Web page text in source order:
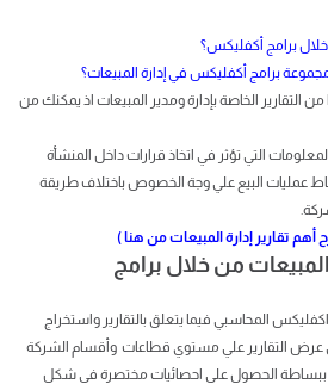
برامج أكفليكس؟
برامج أكفليكس في إدارة المبيعات؟
الخاصة بإدارة ومدير المبيعات اذ يمكنك من
التي تؤثر في اتخاذ قرارات داخل المنشأة
عمليات البيع علي وجة الخصوص باختلاف طريقة
تقارير إدارة المبيعات من هنا )
من خلال برامج
اكفليكس المحاسبي فيما يتعلق بالتقارير واستخراج
عرض التقارير علي مستوي قطاعات وأقسام الشركة
ببساطة الحصول علي احصائيات مختصرة في شكل